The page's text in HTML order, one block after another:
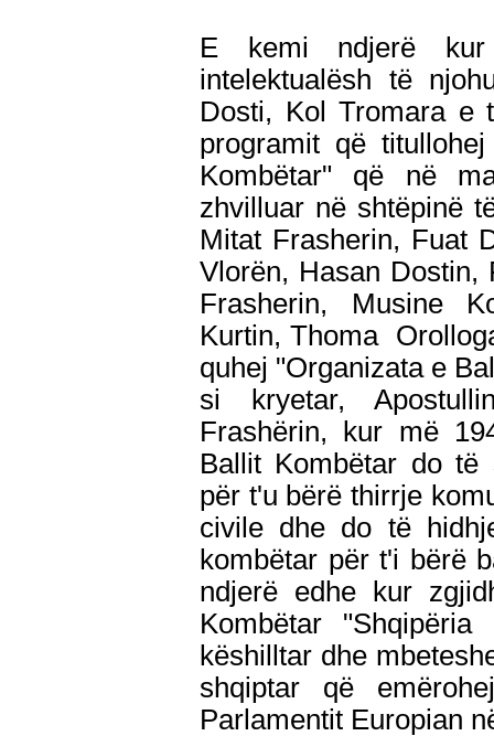
E kemi ndjerë
intelektualësh të
Dosti, Kol Tromara e
programit që
Kombëtar" që në
zhvilluar në shtëpinë
Mitat Frasherin, Fuat
Vlorën, Hasan
Frasherin, Musine
Kurtin, Thoma
quhej "Organizata e
si kryetar,
Frashërin, kur më
Ballit Kombëtar do të
për t'u bërë thirrje
civile dhe do të
kombëtar për t'i bërë
ndjerë edhe kur
Kombëtar
këshilltar dhe
shqiptar që
Parlamentit Europian